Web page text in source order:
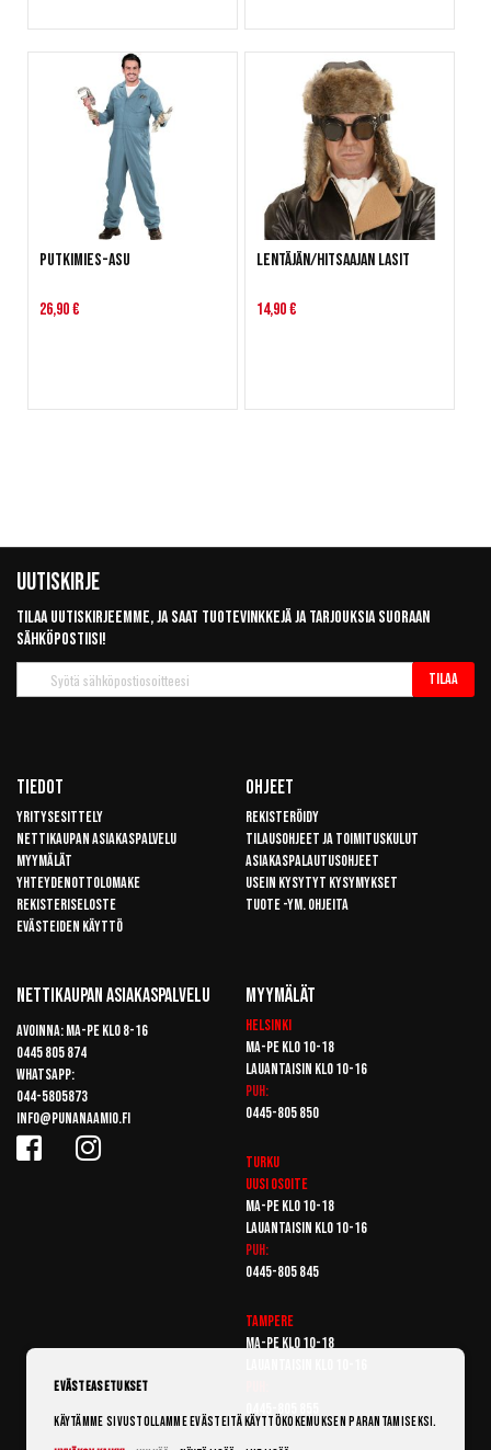
Putkimies-asu
26,90 €
Lentäjän/hitsaajan lasit
14,90 €
Uutiskirje
Tilaa uutiskirjeemme, ja saat tuotevinkkejä ja tarjouksia suoraan
sähköpostiisi!
uutiskirje
Tilaa
Tiedot
Yritysesittely
Nettikaupan asiakaspalvelu
Myymälät
Yhteydenottolomake
Rekisteriseloste
Evästeiden käyttö
Ohjeet
Rekisteröidy
Tilausohjeet ja toimituskulut
Asiakaspalautusohjeet
Usein kysytyt kysymykset
Tuote -ym. ohjeita
Nettikaupan Asiakaspalvelu
Avoinna: Ma-pe klo 8-16
0445 805 874
Whatsapp:
044-5805873
info@punanaamio.fi
Myymälät
Helsinki
Ma-pe klo 10-18
Lauantaisin klo 10-16
Puh:
0445-805 850
Turku
Uusi osoite
Ma-pe klo 10-18
Lauantaisin klo 10-16
Puh:
0445-805 845
Tampere
Ma-pe klo 10-18
Evästeasetukset
Käytämme sivustollamme evästeitä käyttökokemuksen parantamiseksi.